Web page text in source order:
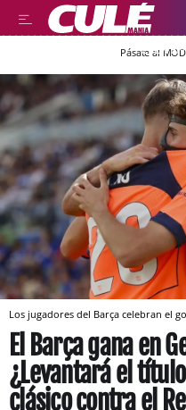
LEER
Pásate al
Los jugadores del Barça celebran el
El Barça gana en
¿Levantará el
clásico contra el